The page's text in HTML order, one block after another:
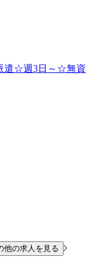
遣☆週3日～☆無資
他の求人を見る